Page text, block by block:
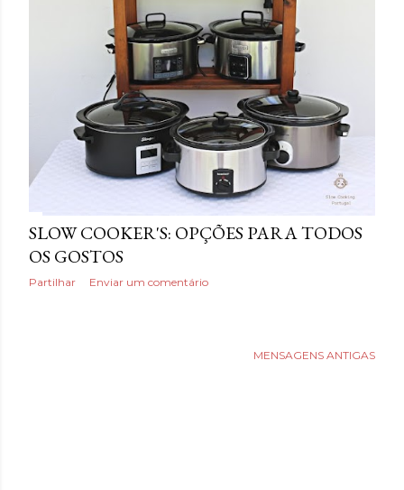
SLOW COOKER'S: OPÇÕES PARA TODOS
OS GOSTOS
Partilhar Enviar um comentário
MENSAGENS ANTIGAS